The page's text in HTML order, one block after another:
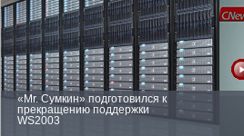
«Mr. Сумкин» подготовился к
прекращению поддержки
WS2003